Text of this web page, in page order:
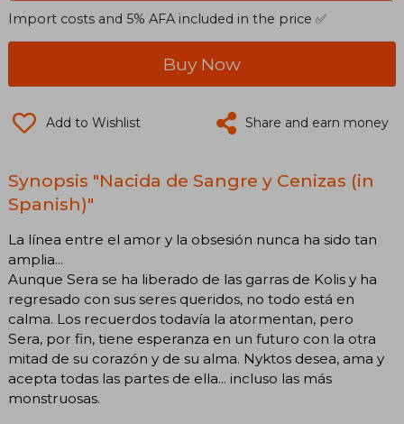
Import costs and 5% AFA included in the price ✅
Buy Now
Add to Wishlist Share and earn money
Synopsis "Nacida de Sangre y Cenizas (in
Spanish)"
La línea entre el amor y la obsesión nunca ha sido tan
amplia...
Aunque Sera se ha liberado de las garras de Kolis y ha
regresado con sus seres queridos, no todo está en
calma. Los recuerdos todavía la atormentan, pero
Sera, por fin, tiene esperanza en un futuro con la otra
mitad de su corazón y de su alma. Nyktos desea, ama y
acepta todas las partes de ella... incluso las más
monstruosas.